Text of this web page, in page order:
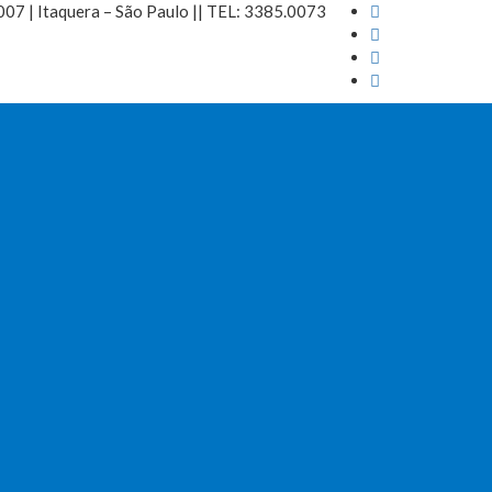
| Itaquera – São Paulo || TEL: 3385.0073